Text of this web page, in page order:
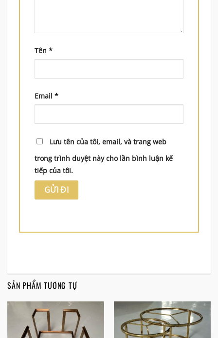
Tên *
Email *
Lưu tên của tôi, email, và trang web
trong trình duyệt này cho lần bình luận kế
tiếp của tôi.
SẢN PHẨM TƯƠNG TỰ